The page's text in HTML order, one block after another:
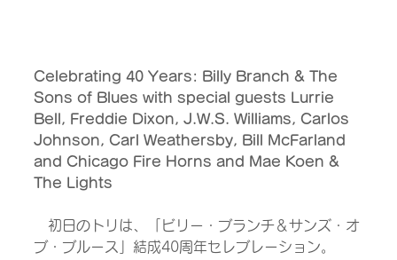
Celebrating 40 Years: Billy Branch & The
Sons of Blues with special guests Lurrie
Bell, Freddie Dixon, J.W.S. Williams, Carlos
Johnson, Carl Weathersby, Bill McFarland
and Chicago Fire Horns and Mae Koen &
The Lights
初日のトリは、「ビリー・ブランチ＆サンズ・オ
ブ・ブルース」結成40周年セレブレーション。